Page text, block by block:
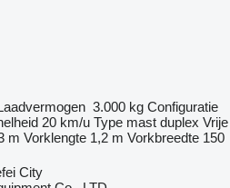
3.000 kg Configuratie
20 km/u Type mast duplex Vrije
m Vorklengte 1,2 m Vorkbreedte 150
City